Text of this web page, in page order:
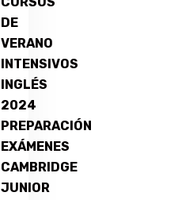
DE
VERANO
INTENSIVOS
INGLÉS
2024
PREPARACIÓN
EXÁMENES
CAMBRIDGE
JUNIOR